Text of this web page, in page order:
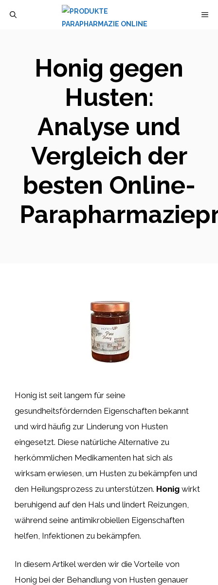
Honig gegen
Husten:
Analyse und
Vergleich der
besten Online-
Honig ist seit langem für seine
gesundheitsfördernden Eigenschaften bekannt
und wird häufig zur Linderung von Husten
eingesetzt. Diese natürliche Alternative zu
herkömmlichen Medikamenten hat sich als
wirksam erwiesen, um Husten zu bekämpfen und
den Heilungsprozess zu unterstützen. Honig wirkt
beruhigend auf den Hals und lindert Reizungen,
während seine antimikrobiellen Eigenschaften
helfen, Infektionen zu bekämpfen.
In diesem Artikel werden wir die Vorteile von
Honig bei der Behandlung von Husten genauer